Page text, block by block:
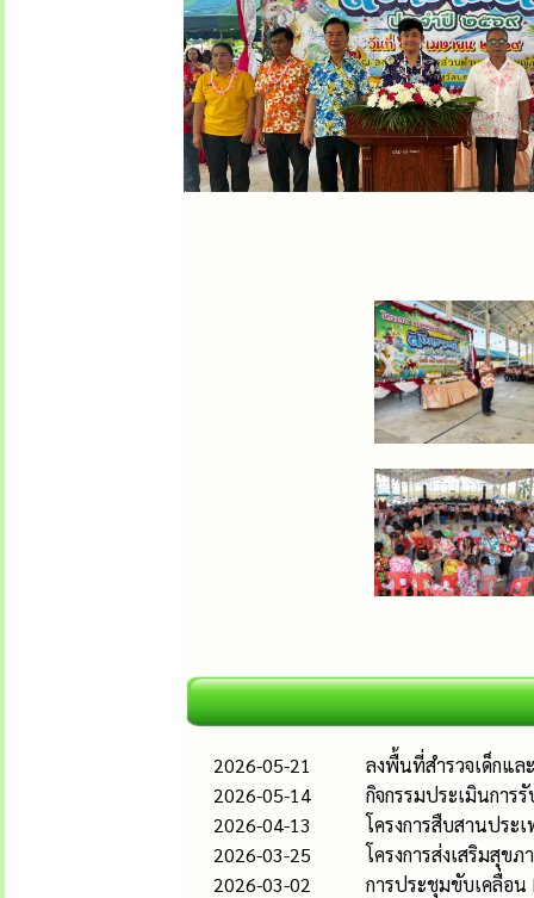
2026-05-21
ลงพื้นที่สำรวจเด็กแล
2026-05-14
กิจกรรมประเมินการ
2026-04-13
โครงการสืบสานประ
2026-03-25
โครงการส่งเสริมสุข
2026-03-02
การประชุมขับเคลื่อน